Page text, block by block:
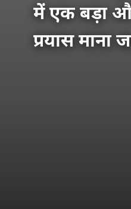
में एक बड़ा
प्रयास माना